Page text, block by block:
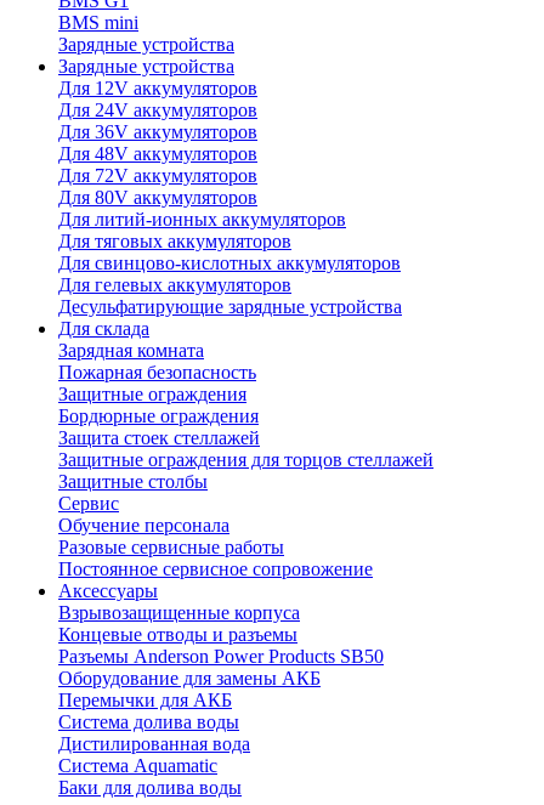
BMS mini
Зарядные устройства
Зарядные устройства
Для 12V аккумуляторов
Для 24V аккумуляторов
Для 36V аккумуляторов
Для 48V аккумуляторов
Для 72V аккумуляторов
Для 80V аккумуляторов
Для литий-ионных аккумуляторов
Для тяговых аккумуляторов
Для свинцово-кислотных аккумуляторов
Для гелевых аккумуляторов
Десульфатирующие зарядные устройства
Для склада
Зарядная комната
Пожарная безопасность
Защитные ограждения
Бордюрные ограждения
Защита стоек стеллажей
Защитные ограждения для торцов стеллажей
Защитные столбы
Сервис
Обучение персонала
Разовые сервисные работы
Постоянное сервисное сопровожение
Аксессуары
Взрывозащищенные корпуса
Концевые отводы и разъемы
Разъемы Anderson Power Products SB50
Оборудование для замены АКБ
Перемычки для АКБ
Система долива воды
Дистилированная вода
Система Aquamatic
Баки для долива воды